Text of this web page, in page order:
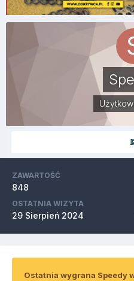
ZAWARTOŚĆ
848
OSTATNIA WIZYTA
29 Sierpień 2024
Ostatnia wygrana Speedy